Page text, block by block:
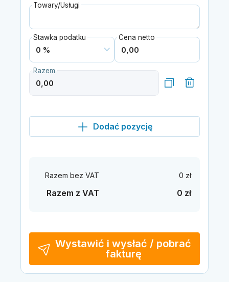
Towary/Usługi
Stawka podatku Cena netto
Razem
Dodać pozycję
Razem bez VAT 0 zł
Razem z VAT 0 zł
Wystawić i wysłać / pobrać
fakturę